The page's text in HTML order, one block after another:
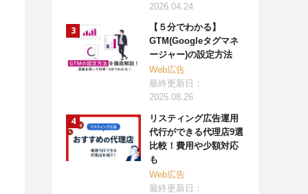
2026.04.24
【５分でわかる】
GTM(Googleタグマネ
ージャー)の設定方法
Web広告
最終更新日：
2025.08.26
リスティング広告運用
代行ができる代理店9選
比較！費用や少額対応
も
Web広告
最終更新日：